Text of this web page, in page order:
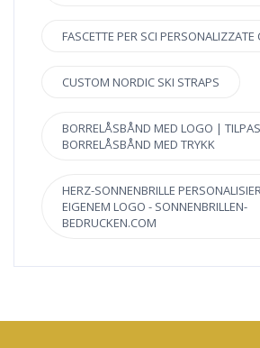
FASCETTE PER SCI
CUSTOM NORDIC SKI STRAPS
BORRELÅSBÅND MED LOGO |
BORRELÅSBÅND MED TRYKK
HERZ-SONNENBRILLE
EIGENEM LOGO - SONNENBRILLEN-
BEDRUCKEN.COM